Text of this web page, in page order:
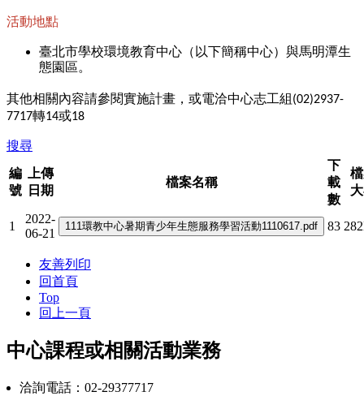
活動地點
臺北市學校環境教育中心（以下簡稱中心）與馬明潭生
態園區。
其他相關內容請參閱實施計畫，或電洽中心志工組(02)2937-
7717轉14或18
搜尋
編
號
上傳
日期
檔案名稱
下
載
數
1
2022-
06-21
83
友善列印
回首頁
Top
回上一頁
中心課程或相關活動業務
洽詢電話：02-29377717